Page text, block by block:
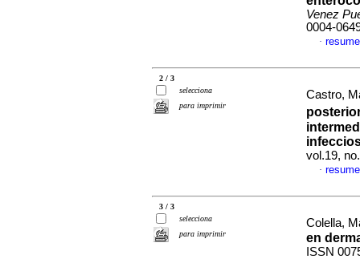
Venez
0004-
·
2 / 3
selecciona
para imprimir
Castro,
vol.19,
·
3 / 3
selecciona
para imprimir
Colella,
en
ISSN